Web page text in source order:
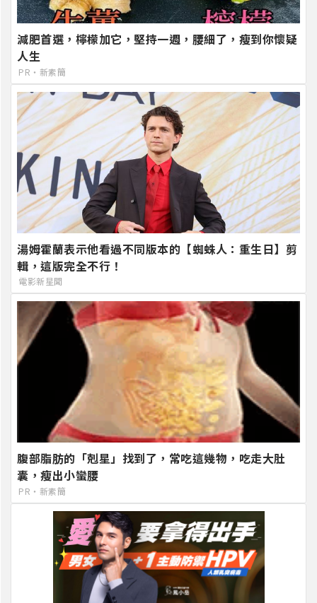
減肥首選，檸檬加它，堅持一週，腰細了，瘦到你懷疑
人生
PR・新素簡
湯姆霍蘭表示他看過不同版本的【蜘蛛人：重生日】剪
輯，這版完全不行！
電影新星聞
腹部脂肪的「剋星」找到了，常吃這幾物，吃走大肚
囊，瘦出小蠻腰
PR・新素簡